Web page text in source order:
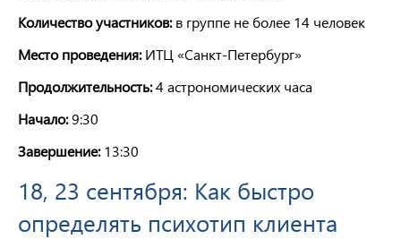
Количество участников:в группе не более 14 человек
Место проведения:ИТЦ «Санкт-Петербург»
Продолжительность:4 астрономических часа
Начало:9:30
Завершение:13:30
18, 23 сентября: Как быстро
определять психотип клиента